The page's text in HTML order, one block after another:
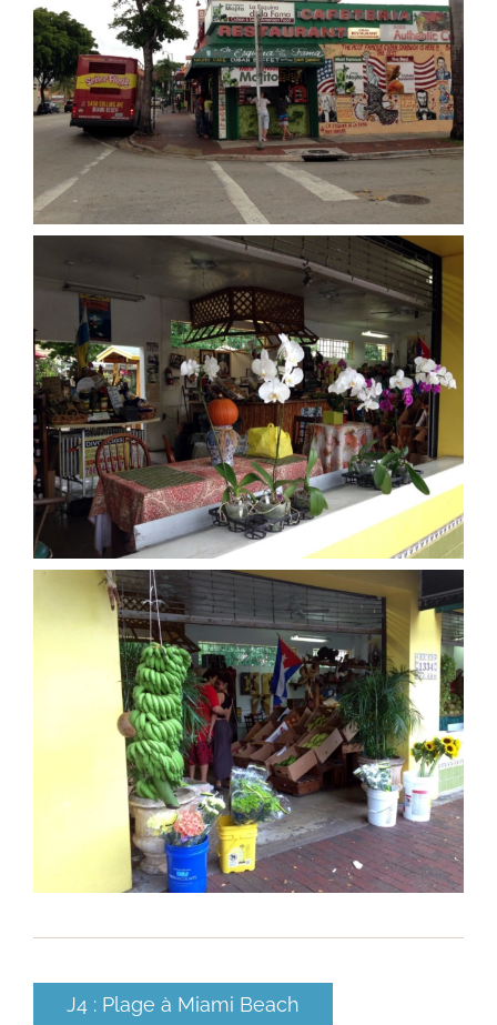
J4 : Plage à Miami Beach